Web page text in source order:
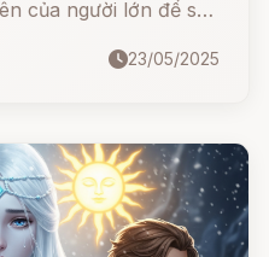
của người lớn để sở
LỜI NGUYỀN khiến
23/05/2025